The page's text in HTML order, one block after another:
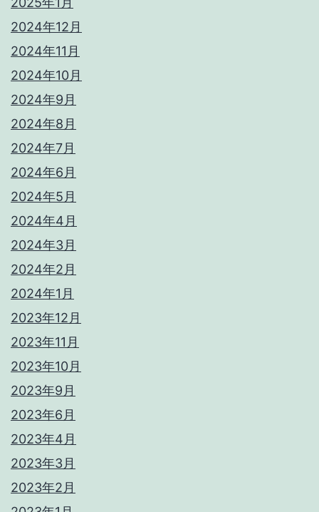
2024年12月
2024年11月
2024年10月
2024年9月
2024年8月
2024年7月
2024年6月
2024年5月
2024年4月
2024年3月
2024年2月
2024年1月
2023年12月
2023年11月
2023年10月
2023年9月
2023年6月
2023年4月
2023年3月
2023年2月